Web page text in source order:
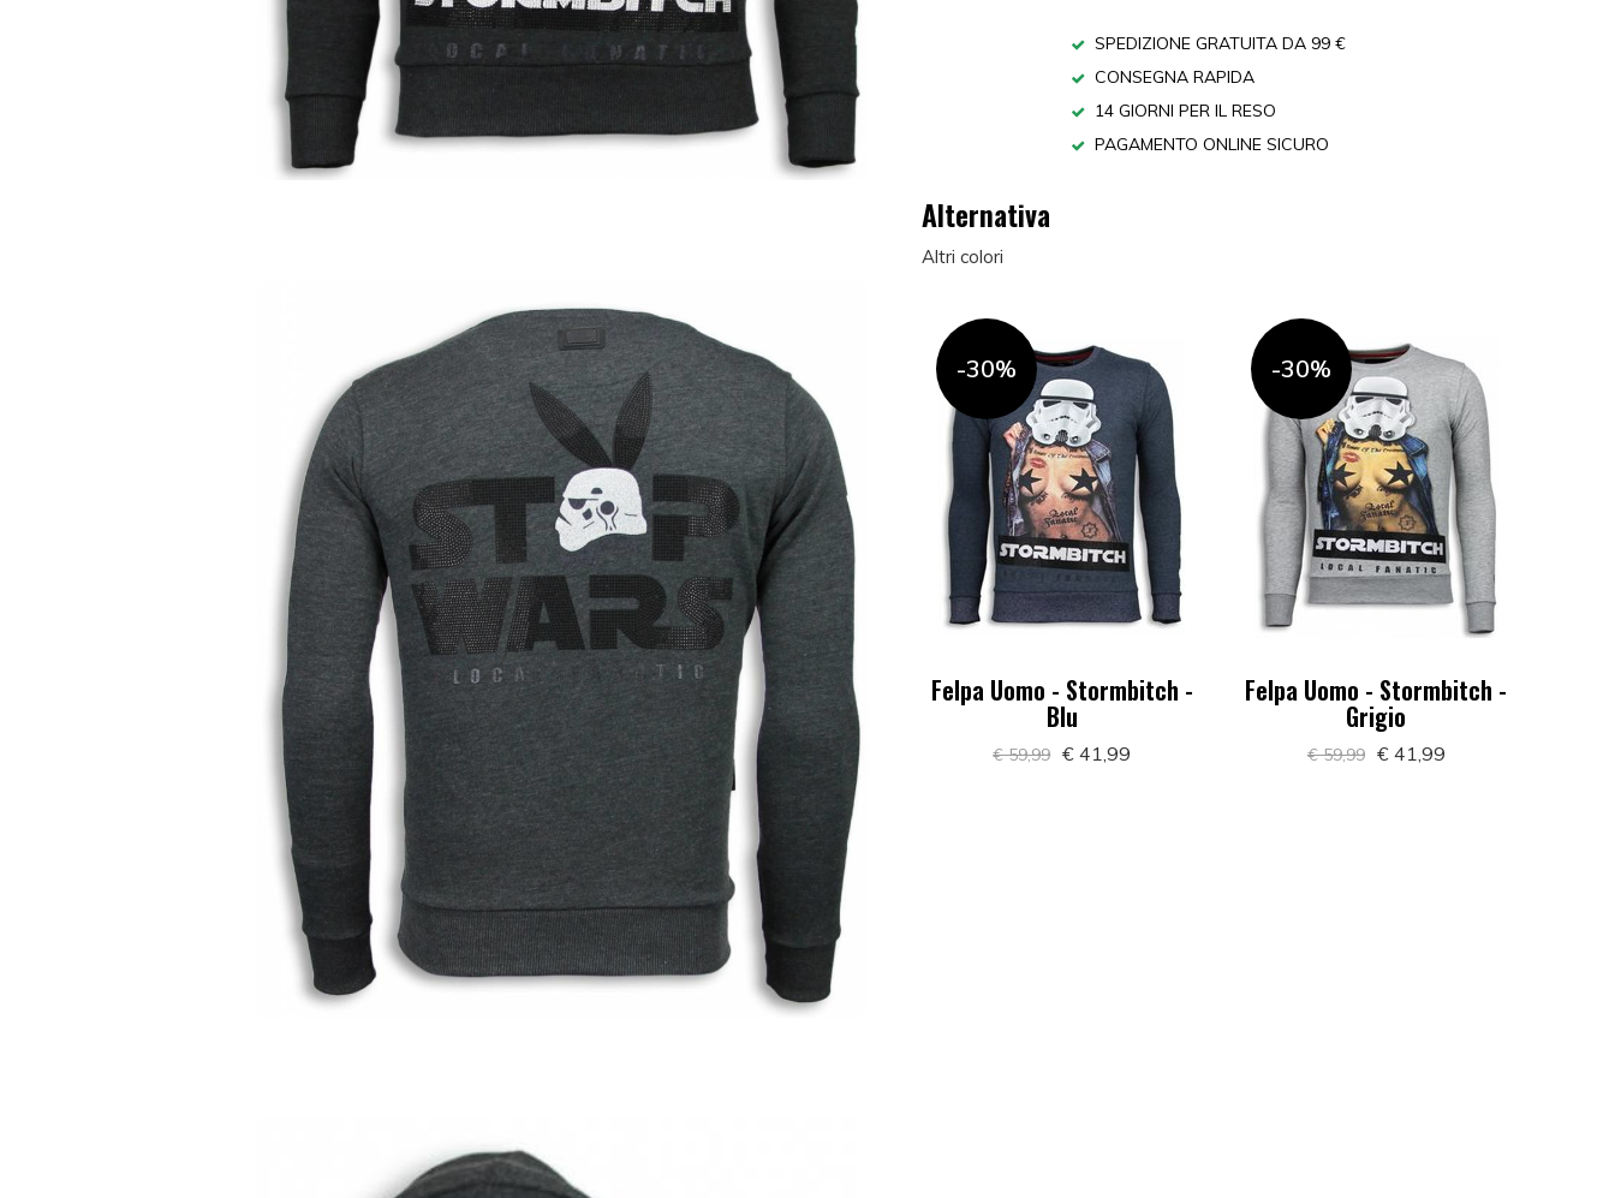
SPEDIZIONE GRATUITA DA 99 €
CONSEGNA RAPIDA
14 GIORNI PER IL RESO
PAGAMENTO ONLINE SICURO
Alternativa
Altri colori
-30%
Felpa Uomo - Stormbitch -
Blu
€ 59,99 € 41,99
-30%
Felpa Uomo - Stormbitch -
Grigio
€ 59,99 € 41,99